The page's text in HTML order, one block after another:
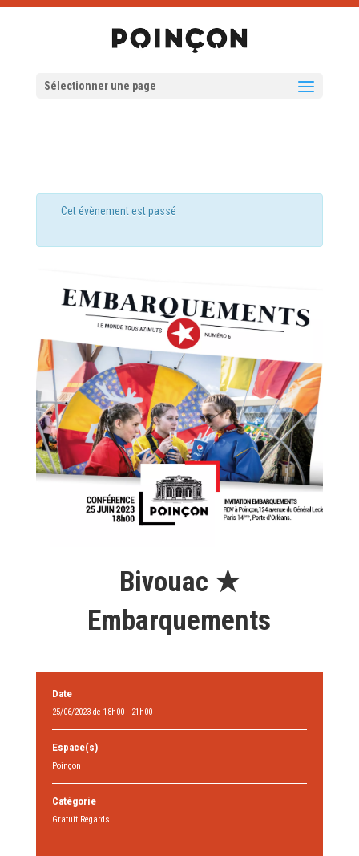
Sélectionner une page
Cet évènement est passé
Bivouac ★
Embarquements
Date
25/06/2023 de 18h00 - 21h00
Espace(s)
Poinçon
Catégorie
Gratuit Regards